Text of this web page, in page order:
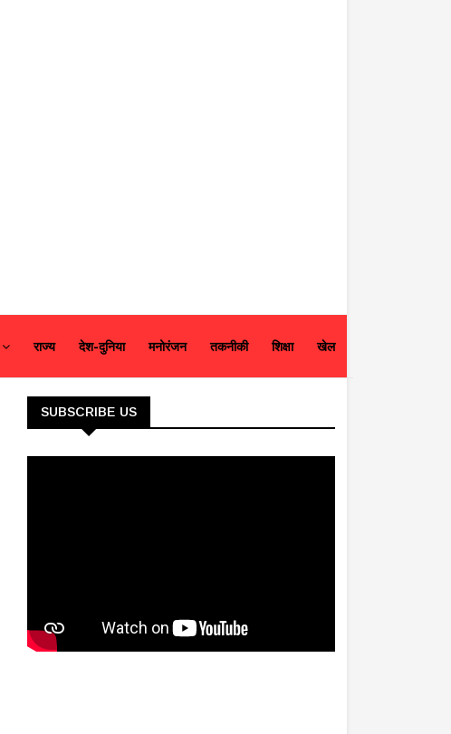
राज्य देश-दुनिया मनोरंजन तकनीकी शिक्षा खेल
SUBSCRIBE US